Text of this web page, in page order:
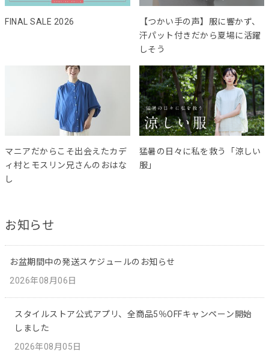
FINAL SALE 2026
【つかい手の声】服に響かず、
汗パット付きだから夏場に活躍
しそう
マニアだからこそ出会えたカデ
ィ村とモスリン兄さんのおはな
し
猛暑の日々に私を救う「涼しい
服」
お知らせ
お盆期間中の発送スケジュールのお知らせ
2026年08月06日
スタイルストア公式アプリ、全商品5％OFFキャンペーン開始
しました
2026年08月05日